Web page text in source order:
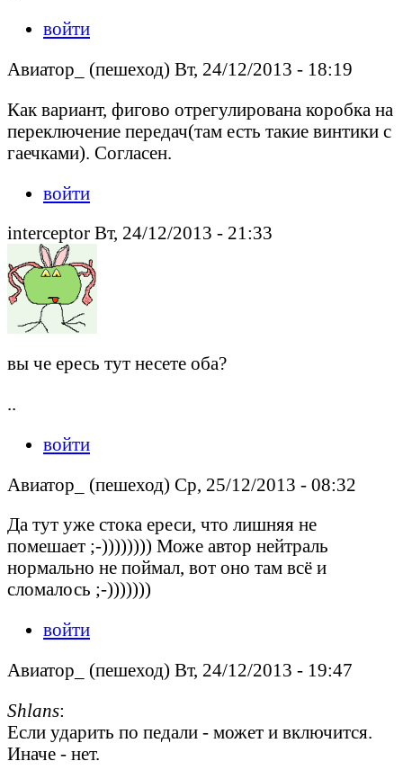
войти
Авиатор_ (пешеход) Вт, 24/12/2013 - 18:19
Как вариант, фигово отрегулирована коробка на
переключение передач(там есть такие винтики с
гаечками). Согласен.
войти
interceptor Вт, 24/12/2013 - 21:33
вы че ересь тут несете оба?
..
войти
Авиатор_ (пешеход) Ср, 25/12/2013 - 08:32
Да тут уже стока ереси, что лишняя не
помешает ;-)))))))) Може автор нейтраль
нормально не поймал, вот оно там всё и
сломалось ;-)))))))
войти
Авиатор_ (пешеход) Вт, 24/12/2013 - 19:47
Shlans:
Если ударить по педали - может и включится.
Иначе - нет.